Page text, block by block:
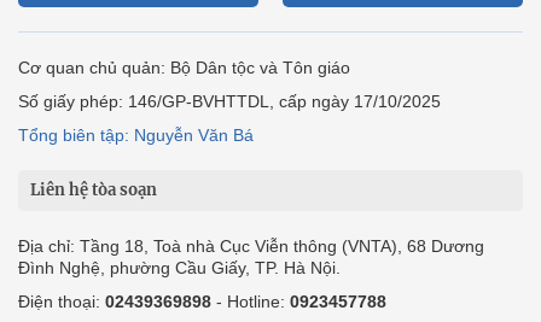
Cơ quan chủ quản: Bộ Dân tộc và Tôn giáo
Số giấy phép: 146/GP-BVHTTDL, cấp ngày 17/10/2025
Tổng biên tập: Nguyễn Văn Bá
Liên hệ tòa soạn
Địa chỉ: Tầng 18, Toà nhà Cục Viễn thông (VNTA), 68 Dương
Đình Nghệ, phường Cầu Giấy, TP. Hà Nội.
Điện thoại: 02439369898 - Hotline: 0923457788